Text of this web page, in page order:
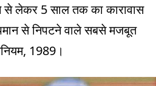
से लेकर 5 साल तक का कारावास
से निपटने वाले सबसे मजबूत
1989।